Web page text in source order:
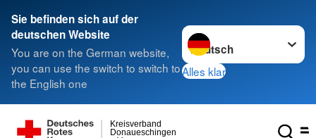
Sie befinden sich auf der
deutschen Website
You are on the German website,
you can use the switch to switch to
the English one
Sprache wechseln zu
Alles klar
Donaueschingen
Kreisverband